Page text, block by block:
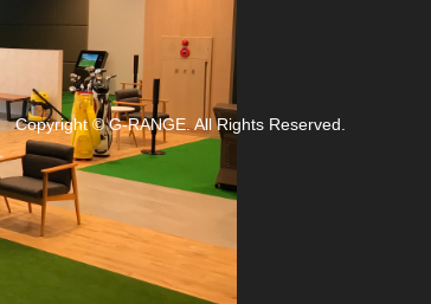
Copyright©G-RANGE. All Rights Reserved.